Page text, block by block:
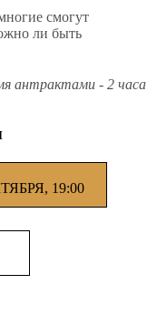
смогут
ли быть
антрактами - 2 часа
19:00